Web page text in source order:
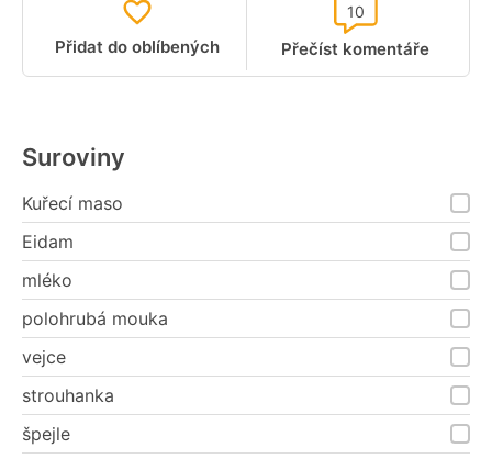
Přidat do oblíbených Přečíst komentáře
10
Suroviny
Kuřecí maso
Eidam
mléko
polohrubá mouka
vejce
strouhanka
špejle